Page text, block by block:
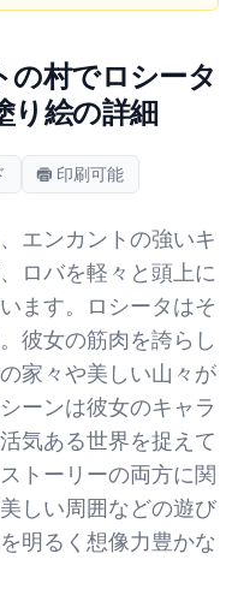
の村でロシータ
り絵の詳細
印刷可能
エンカントの強いキ
ロバを軽々と頭上に
ます。ロシータはそ
彼女の筋肉を誇らし
家々や美しい山々が
ーンは彼女のキャラ
気ある世界を捉えて
トーリーの両方に関
しい周囲などの遊び
明るく想像力豊かな